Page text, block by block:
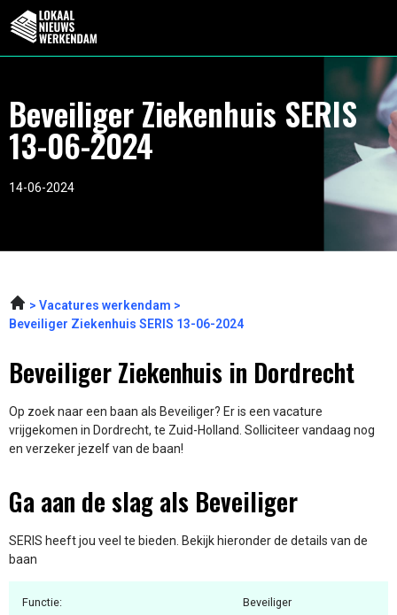
Beveiliger Ziekenhuis SERIS
13-06-2024
14-06-2024
Vacatures werkendam
Beveiliger Ziekenhuis SERIS 13-06-2024
Beveiliger Ziekenhuis in Dordrecht
Op zoek naar een baan als Beveiliger? Er is een vacature
vrijgekomen in Dordrecht, te Zuid-Holland. Solliciteer vandaag nog
en verzeker jezelf van de baan!
Ga aan de slag als Beveiliger
SERIS heeft jou veel te bieden. Bekijk hieronder de details van de
baan
Functie: Beveiliger